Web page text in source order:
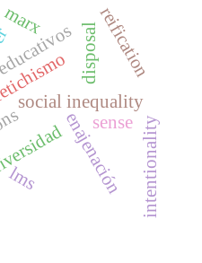
social inequality
disposalreification
enajenación
marx
lms intentionality
sense